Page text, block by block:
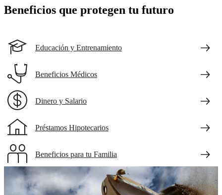
Beneficios que protegen tu futuro
Educación y Entrenamiento
Beneficios Médicos
Dinero y Salario
Préstamos Hipotecarios
Beneficios para tu Familia
Beneficios para los Veteranos